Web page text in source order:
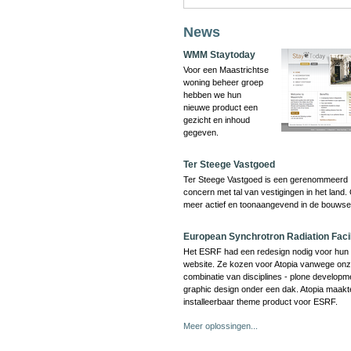
News
WMM Staytoday
Voor een Maastrichtse
woning beheer groep
hebben we hun
nieuwe product een
gezicht en inhoud
gegeven.
Ter Steege Vastgoed
Ter Steege Vastgoed is een gerenommeerd
concern met tal van vestigingen in het land.
meer actief en toonaangevend in de
European Synchrotron Radiation
Het ESRF had een redesign nodig voor hun
website. Ze kozen voor Atopia vanwege
combinatie van disciplines - plone
graphic design onder een dak. Atopia
installeerbaar theme product voor ESRF.
Meer oplossingen...